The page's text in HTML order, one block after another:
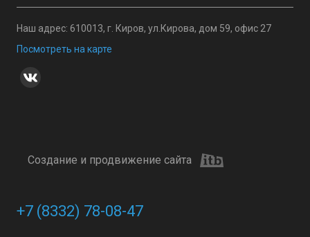
Наш адрес: 610013, г. Киров, ул.Кирова, дом 59, офис 27
Посмотреть на карте
Создание и продвижение сайта
+7 (8332) 78-08-47